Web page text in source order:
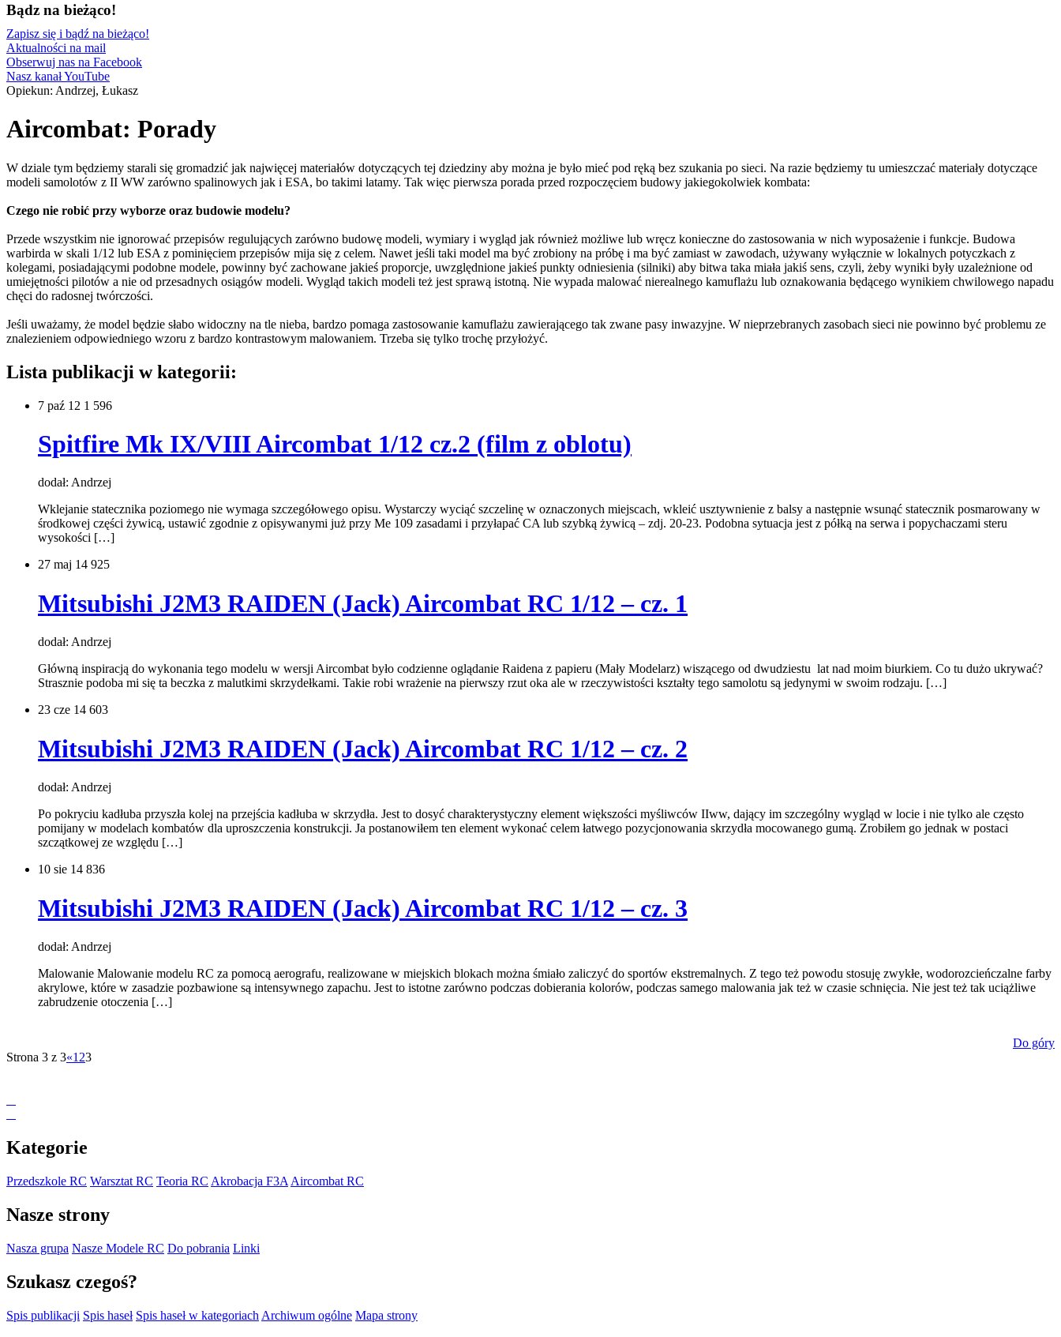
Bądz na bieżąco!
Zapisz się i bądź na bieżąco!
Aktualności na mail
Obserwuj nas na Facebook
Nasz kanał YouTube
Opiekun: Andrzej, Łukasz
Aircombat: Porady
W dziale tym będziemy starali się gromadzić jak najwięcej materiałów dotyczących tej dziedziny aby można je było mieć pod ręką bez szukania po sieci. Na razie będziemy tu umieszczać materiały dotyczące
modeli samolotów z II WW zarówno spalinowych jak i ESA, bo takimi latamy. Tak więc pierwsza porada przed rozpoczęciem budowy jakiegokolwiek kombata:
Czego nie robić przy wyborze oraz budowie modelu?
Przede wszystkim nie ignorować przepisów regulujących zarówno budowę modeli, wymiary i wygląd jak również możliwe lub wręcz konieczne do zastosowania w nich wyposażenie i funkcje. Budowa
warbirda w skali 1/12 lub ESA z pominięciem przepisów mija się z celem. Nawet jeśli taki model ma być zrobiony na próbę i ma być zamiast w zawodach, używany wyłącznie w lokalnych potyczkach z
kolegami, posiadającymi podobne modele, powinny być zachowane jakieś proporcje, uwzględnione jakieś punkty odniesienia (silniki) aby bitwa taka miała jakiś sens, czyli, żeby wyniki były uzależnione od
umiejętności pilotów a nie od przesadnych osiągów modeli. Wygląd takich modeli też jest sprawą istotną. Nie wypada malować nierealnego kamuflażu lub oznakowania będącego wynikiem chwilowego napadu
chęci do radosnej twórczości.
Jeśli uważamy, że model będzie słabo widoczny na tle nieba, bardzo pomaga zastosowanie kamuflażu zawierającego tak zwane pasy inwazyjne. W nieprzebranych zasobach sieci nie powinno być problemu ze
znalezieniem odpowiedniego wzoru z bardzo kontrastowym malowaniem. Trzeba się tylko trochę przyłożyć.
Lista publikacji w kategorii:
7 paź 12 1 596
Spitfire Mk IX/VIII Aircombat 1/12 cz.2 (film z oblotu)
dodał: Andrzej
Wklejanie statecznika poziomego nie wymaga szczegółowego opisu. Wystarczy wyciąć szczelinę w oznaczonych miejscach, wkleić usztywnienie z balsy a następnie wsunąć statecznik posmarowany w
środkowej części żywicą, ustawić zgodnie z opisywanymi już przy Me 109 zasadami i przyłapać CA lub szybką żywicą – zdj. 20-23. Podobna sytuacja jest z półką na serwa i popychaczami steru
wysokości […]
27 maj 14 925
Mitsubishi J2M3 RAIDEN (Jack) Aircombat RC 1/12 – cz. 1
dodał: Andrzej
Główną inspiracją do wykonania tego modelu w wersji Aircombat było codzienne oglądanie Raidena z papieru (Mały Modelarz) wiszącego od dwudziestu lat nad moim biurkiem. Co tu dużo ukrywać?
Strasznie podoba mi się ta beczka z malutkimi skrzydełkami. Takie robi wrażenie na pierwszy rzut oka ale w rzeczywistości kształty tego samolotu są jedynymi w swoim rodzaju. […]
23 cze 14 603
Mitsubishi J2M3 RAIDEN (Jack) Aircombat RC 1/12 – cz. 2
dodał: Andrzej
Po pokryciu kadłuba przyszła kolej na przejścia kadłuba w skrzydła. Jest to dosyć charakterystyczny element większości myśliwców IIww, dający im szczególny wygląd w locie i nie tylko ale często
pomijany w modelach kombatów dla uproszczenia konstrukcji. Ja postanowiłem ten element wykonać celem łatwego pozycjonowania skrzydła mocowanego gumą. Zrobiłem go jednak w postaci
szczątkowej ze względu […]
10 sie 14 836
Mitsubishi J2M3 RAIDEN (Jack) Aircombat RC 1/12 – cz. 3
dodał: Andrzej
Malowanie Malowanie modelu RC za pomocą aerografu, realizowane w miejskich blokach można śmiało zaliczyć do sportów ekstremalnych. Z tego też powodu stosuję zwykłe, wodorozcieńczalne farby
akrylowe, które w zasadzie pozbawione są intensywnego zapachu. Jest to istotne zarówno podczas dobierania kolorów, podczas samego malowania jak też w czasie schnięcia. Nie jest też tak uciążliwe
zabrudzenie otoczenia […]
Do góry
Strona 3 z 3«1 23
Kategorie
Przedszkole RC Warsztat RC Teoria RC Akrobacja F3A Aircombat RC
Nasze strony
Nasza grupa Nasze Modele RC Do pobrania Linki
Szukasz czegoś?
Spis publikacji Spis haseł Spis haseł w kategoriach Archiwum ogólne Mapa strony